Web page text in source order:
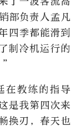
部负责人孟凡
四季都能滑到
制冷机运行的
在教练的指导
是我第四次来
换刃，春天也